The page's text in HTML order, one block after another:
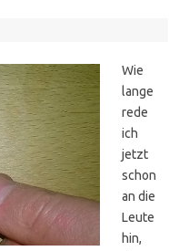
Wie
lange
rede
ich
jetzt
schon
an die
Leute
hin,